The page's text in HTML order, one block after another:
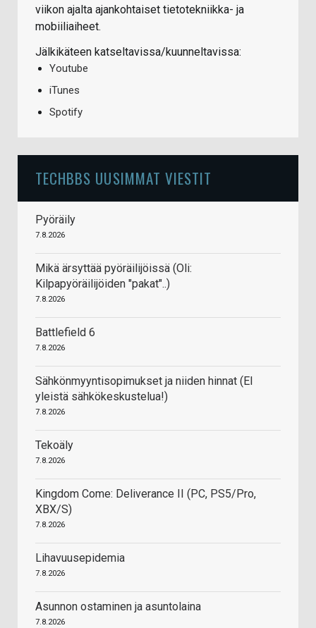
viikon ajalta ajankohtaiset tietotekniikka- ja
mobiiliaiheet.
Jälkikäteen katseltavissa/kuunneltavissa:
Youtube
iTunes
Spotify
TECHBBS UUSIMMAT VIESTIT
Pyöräily
7.8.2026
Mikä ärsyttää pyöräilijöissä (Oli:
Kilpapyöräilijöiden "pakat"..)
7.8.2026
Battlefield 6
7.8.2026
Sähkönmyyntisopimukset ja niiden hinnat (EI
yleistä sähkökeskustelua!)
7.8.2026
Tekoäly
7.8.2026
Kingdom Come: Deliverance II (PC, PS5/Pro,
XBX/S)
7.8.2026
Lihavuusepidemia
7.8.2026
Asunnon ostaminen ja asuntolaina
7.8.2026